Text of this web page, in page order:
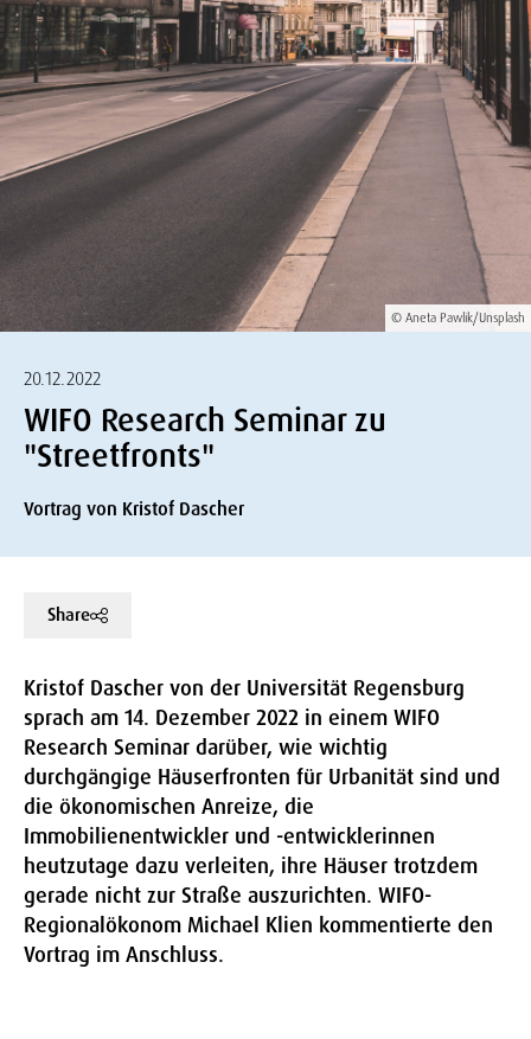
© Aneta Pawlik/Unsplash
20.12.2022
WIFO Research Seminar zu
"Streetfronts"
Vortrag von Kristof Dascher
Share
Kristof Dascher von der Universität Regensburg
sprach am 14. Dezember 2022 in einem WIFO
Research Seminar darüber, wie wichtig
durchgängige Häuserfronten für Urbanität sind und
die ökonomischen Anreize, die
Immobilienentwickler und -entwicklerinnen
heutzutage dazu verleiten, ihre Häuser trotzdem
gerade nicht zur Straße auszurichten. WIFO-
Regionalökonom Michael Klien kommentierte den
Vortrag im Anschluss.